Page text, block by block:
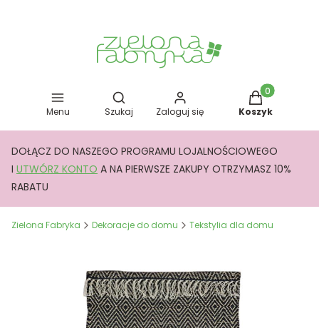
Menu
Otwórz wyszukiwarkę
Szukaj Zaloguj się
Produkty w
Koszyk
DOŁĄCZ DO NASZEGO PROGRAMU LOJALNOŚCIOWEGO
I UTWÓRZ KONTO A NA PIERWSZE ZAKUPY OTRZYMASZ 10%
RABATU
Zielona Fabryka Dekoracje do domu Tekstylia dla domu